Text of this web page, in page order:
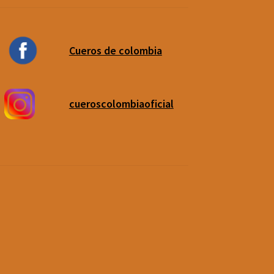
Cueros de colombia
cueroscolombiaoficial